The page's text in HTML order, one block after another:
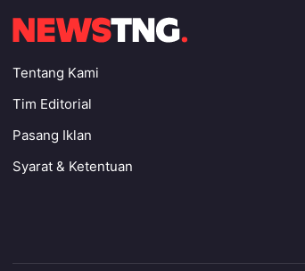
Tentang Kami
Tim Editorial
Pasang Iklan
Syarat & Ketentuan